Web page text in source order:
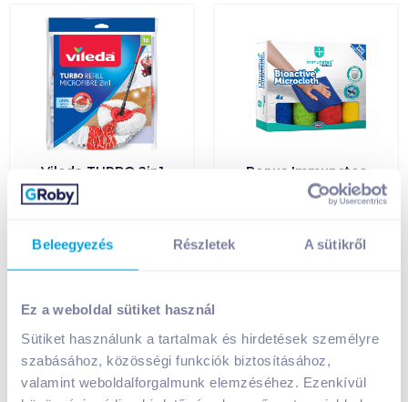
Beleegyezés Részletek A sütikről
Ez a weboldal sütiket használ
Sütiket használunk a tartalmak és hirdetések személyre
szabásához, közösségi funkciók biztosításához,
valamint weboldalforgalmunk elemzéséhez. Ezenkívül
Vileda TURBO 2in1
gyorsfelmosó fej
utántöltő
3 690Ft /db
1 karton = 6 db
+1 karton a kosárba
Bonus Immunetec
Bioactive+
mikroszálas
cm
1 karton = 11 db
+1 karton a kosárba